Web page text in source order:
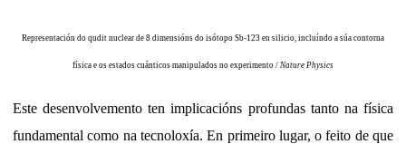
Representación do qudit nuclear de 8 dimensións do isótopo Sb-123 en silicio, incluíndo a súa contorna
física e os estados cuánticos manipulados no experimento / Nature Physics
Este desenvolvemento ten implicacións profundas tanto na física
fundamental como na tecnoloxía. En primeiro lugar, o feito de que